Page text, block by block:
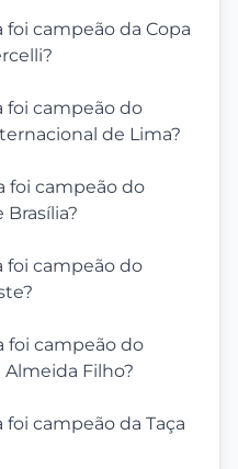
foi campeão da Copa
foi campeão do
de Lima?
foi campeão do
foi campeão do
foi campeão do
Filho?
campeão da Taça